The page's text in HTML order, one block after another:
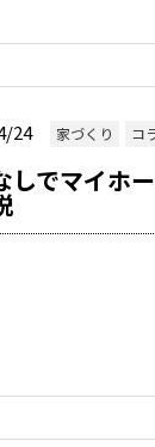
24 家づくり コ
しでマイホ